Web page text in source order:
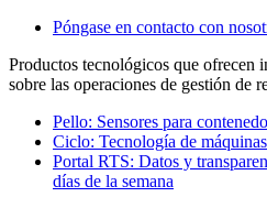
Póngase en contacto con
Productos tecnológicos que ofrecen
sobre las operaciones de gestión de
Pello: Sensores para
Ciclo: Tecnología de
Portal RTS: Datos y
días de la semana